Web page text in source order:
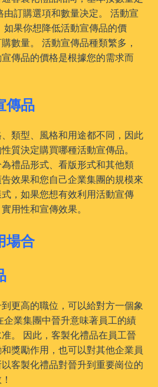
訂購選項和數量决定。 活動宣
果你想降低活動宣傳品的價
數量。 活動宣傳品種類繁多，
傳品的價格是根據您的需求而
傳品
類型、風格和用途都不同，因此
質決定購買哪種活動宣傳品。
禮品形式、看版形式和其他類
效果和您自己企業集團的規模來
，如果您想有效利用活動宣傳
用性和宣傳效果。
場合
更高的職位，可以給對方一個象
業集團中晉升意味著員工的績
。 因此，客製化禮品在員工晉
獎勵作用，也可以對其他企業員
客製化禮品對晉升到重要崗位的